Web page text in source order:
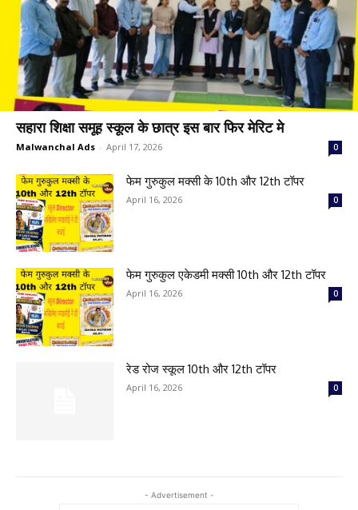
सहारा शिक्षा समूह स्कूल के छात्र इस बार फिर मेरिट मे
Malwanchal Ads - April 17, 2026 0
फेम गुरुकुल मक्सी के 10th और 12th टॉपर
April 16, 2026 0
फेम गुरुकुल एकेडमी मक्सी 10th और 12th टॉपर
April 16, 2026 0
रेड रोज स्कूल 10th और 12th टॉपर
April 16, 2026 0
- Advertisement -